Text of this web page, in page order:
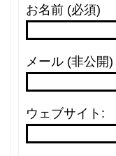
お名前 (必須)
メール (非公開
ウェブサイト: